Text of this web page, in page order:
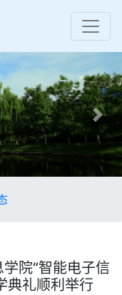
Next
院“智能电子信
典礼顺利举行